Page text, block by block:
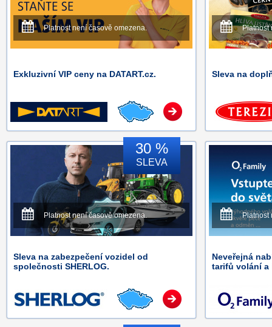
Platnost není časově omezena.
Exkluzivní VIP ceny na DATART.cz.
Platnost
Sleva na
30 %
SLEVA
Platnost není časově omezena.
Sleva na zabezpečení vozidel od
společnosti SHERLOG.
Platnost
Neveřejná
tarifů volání a